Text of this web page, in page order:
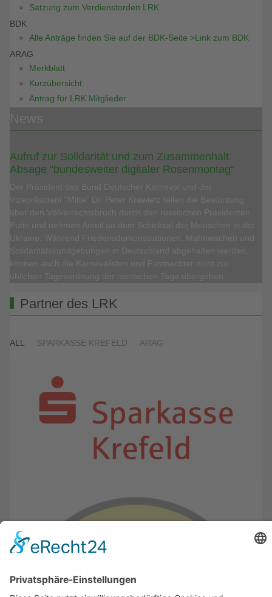
Satzung zum Verdienstorden LRK
BDK
Alle Anträge finden Sie auf der BDK-Seite >Link zum BDK
ARAG
Merkblatt
Kurzübersicht
Antrag für LRK Mitglieder
Aufruf zur Solidarität und zum Zusammenhalt
Absage “bundesweiter digitaler Rosenmontag“
Partner des LRK
ALL SPARKASSE KREFELD ARAG